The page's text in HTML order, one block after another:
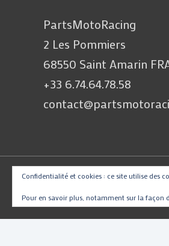
PartsMotoRacing
2 Les Pommiers
68550 Saint Amarin
+33 6.74.64.78.58
Confidentialité et cookies : ce site utilise des
Pour en savoir plus, notamment sur la façon